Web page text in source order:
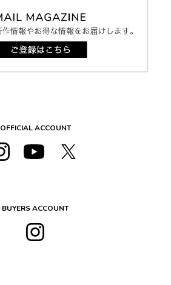
OFFICIAL ACCOUNT
BUYERS ACCOUNT